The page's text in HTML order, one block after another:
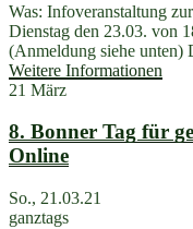
Was: Infoveranstaltung
Dienstag den 23.03. von
(Anmeldung siehe unten)
Weitere Informationen
21 März
8. Bonner Tag für
Online
So., 21.03.21
ganztags